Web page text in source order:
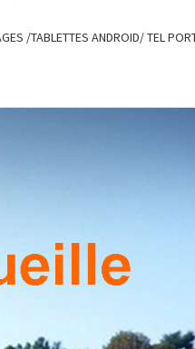
/TABLETTES ANDROID/ TEL